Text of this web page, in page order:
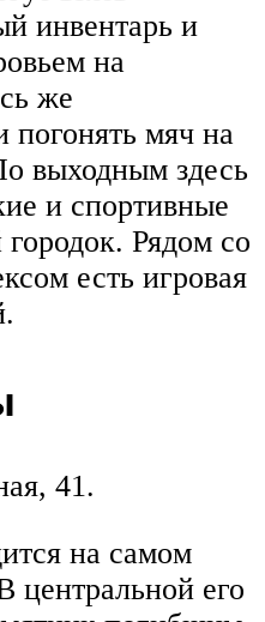
инвентарь и
на
же
погонять мяч на
выходным здесь
и спортивные
Рядом со
есть игровая
41.
на самом
центральной его